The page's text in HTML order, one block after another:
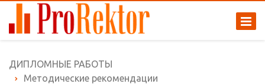
ДИПЛОМНЫЕ РАБОТЫ
Методические рекомендации